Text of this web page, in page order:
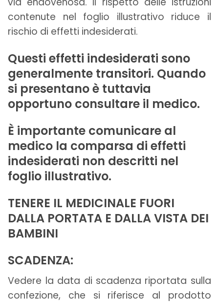
contenute nel foglio illustrativo riduce il
rischio di effetti indesiderati.
Questi effetti indesiderati sono
generalmente transitori. Quando
si presentano è tuttavia
opportuno consultare il medico.
È importante comunicare al
medico la comparsa di effetti
indesiderati non descritti nel
foglio illustrativo.
TENERE IL MEDICINALE FUORI
DALLA PORTATA E DALLA VISTA DEI
BAMBINI
SCADENZA:
Vedere la data di scadenza riportata sulla
confezione, che si riferisce al prodotto